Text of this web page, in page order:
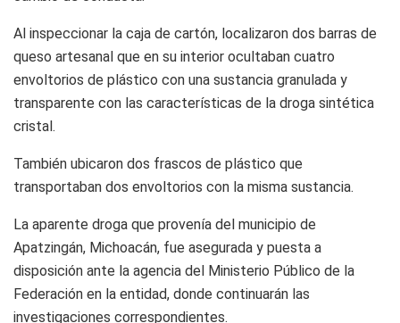
Al inspeccionar la caja de cartón, localizaron dos barras de
queso artesanal que en su interior ocultaban cuatro
envoltorios de plástico con una sustancia granulada y
transparente con las características de la droga sintética
cristal.
También ubicaron dos frascos de plástico que
transportaban dos envoltorios con la misma sustancia.
La aparente droga que provenía del municipio de
Apatzingán, Michoacán, fue asegurada y puesta a
disposición ante la agencia del Ministerio Público de la
Federación en la entidad, donde continuarán las
investigaciones correspondientes.